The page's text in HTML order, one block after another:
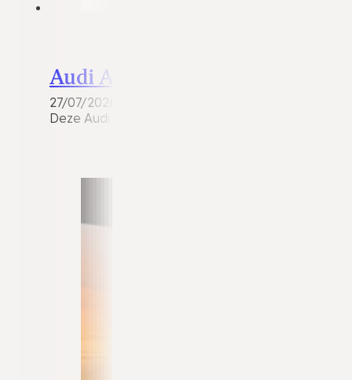
Audi A3
27/07/2026
Deze Audi A3 Sportback 1.4 e-tron Plug-in